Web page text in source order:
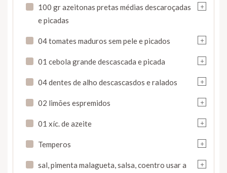
+
100 gr azeitonas pretas médias descaroçadas
e picadas
+
04 tomates maduros sem pele e picados
+
01 cebola grande descascada e picada
+
04 dentes de alho descascasdos e ralados
+
02 limões espremidos
+
01 xíc. de azeite
+
Temperos
+
sal, pimenta malagueta, salsa, coentro usar a